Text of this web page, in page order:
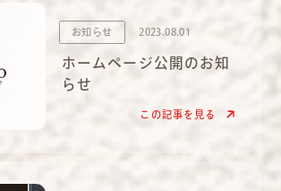
お知らせ 2023.08.01
ホームページ公開のお知
らせ
この記事を見る